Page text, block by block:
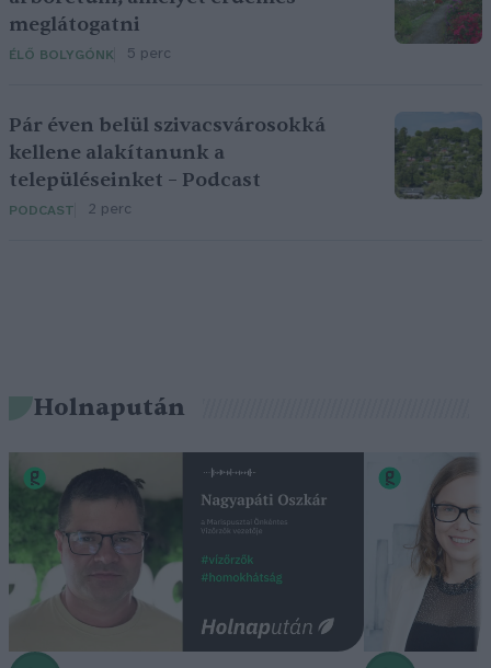
meglátogatni
ÉLŐ BOLYGÓNK 5 perc
Pár éven belül szivacsvárosokká
kellene alakítanunk a
településeinket – Podcast
PODCAST 2 perc
Holnapután